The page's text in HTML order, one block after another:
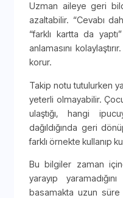
Uzman aileye geri
azaltabilir. “Cevabı
“farklı kartta da
anlamasını
korur.
Takip notu tutulurken
yeterli olmayabilir.
ulaştığı, hangi
dağıldığında geri
farklı örnekte kullanıp
Bu bilgiler zaman
yarayıp
basamakta uzun süre